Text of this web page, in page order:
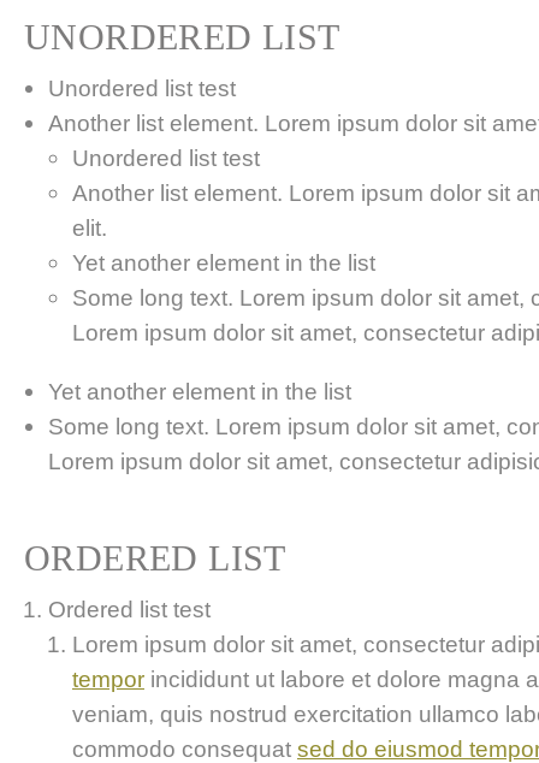
UNORDERED LIST
Unordered list test
Another list element. Lorem ipsum dolor sit
Unordered list test
Another list element. Lorem ipsum dolor sit
elit.
Yet another element in the list
Some long text. Lorem ipsum dolor sit amet,
Lorem ipsum dolor sit amet, consectetur
Yet another element in the list
Some long text. Lorem ipsum dolor sit amet,
Lorem ipsum dolor sit amet, consectetur
ORDERED LIST
Ordered list test
Lorem ipsum dolor sit amet, consectetur
tempor incididunt ut labore et dolore magna
veniam, quis nostrud exercitation ullamco
commodo consequat sed do eiusmod